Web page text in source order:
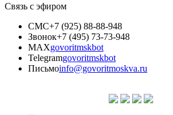
Связь с эфиром
СМС+7 (925) 88-88-948
Звонок+7 (495) 73-73-948
MAXgovoritmskbot
Telegramgovoritmskbot
Письмоinfo@govoritmoskva.ru